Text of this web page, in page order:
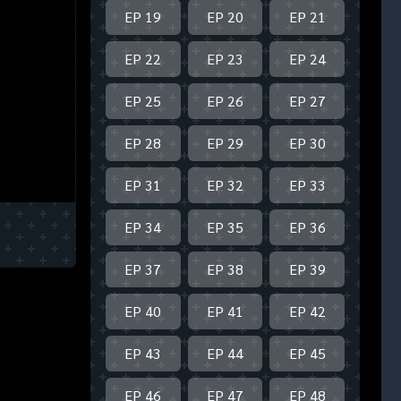
EP 19 EP 20 EP 21
EP 22 EP 23 EP 24
EP 25 EP 26 EP 27
EP 28 EP 29 EP 30
EP 31 EP 32 EP 33
EP 34 EP 35 EP 36
EP 37 EP 38 EP 39
EP 40 EP 41 EP 42
EP 43 EP 44 EP 45
EP 46 EP 47 EP 48